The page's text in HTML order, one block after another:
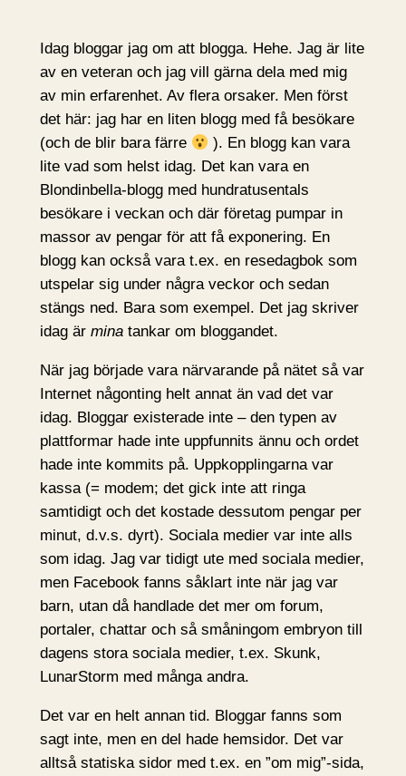
Idag bloggar jag om att blogga. Hehe. Jag är lite
av en veteran och jag vill gärna dela med mig
av min erfarenhet. Av flera orsaker. Men först
det här: jag har en liten blogg med få besökare
(och de blir bara färre
). En blogg kan vara
lite vad som helst idag. Det kan vara en
Blondinbella-blogg med hundratusentals
besökare i veckan och där företag pumpar in
massor av pengar för att få exponering. En
blogg kan också vara t.ex. en resedagbok som
utspelar sig under några veckor och sedan
stängs ned. Bara som exempel. Det jag skriver
idag är minatankar om bloggandet.
När jag började vara närvarande på nätet så var
Internet någonting helt annat än vad det var
idag. Bloggar existerade inte – den typen av
plattformar hade inte uppfunnits ännu och ordet
hade inte kommits på. Uppkopplingarna var
kassa (= modem; det gick inte att ringa
samtidigt och det kostade dessutom pengar per
minut, d.v.s. dyrt). Sociala medier var inte alls
som idag. Jag var tidigt ute med sociala medier,
men Facebook fanns såklart inte när jag var
barn, utan då handlade det mer om forum,
portaler, chattar och så småningom embryon till
dagens stora sociala medier, t.ex. Skunk,
LunarStorm med många andra.
Det var en helt annan tid. Bloggar fanns som
sagt inte, men en del hade hemsidor. Det var
alltså statiska sidor med t.ex. en ”om mig”-sida,